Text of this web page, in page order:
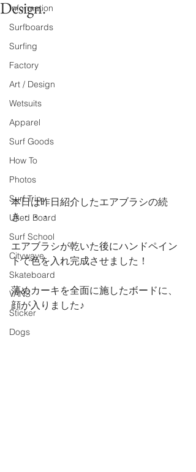
Information
Surfboards
Surfing
Factory
Art / Design
Wetsuits
Apparel
Surf Goods
How To
Photos
Surf Trip
Used Board
Surf School
Citywave
Skateboard
VANS
Sticker
Dogs
Design.
本日は昨日紹介したエアブラシの続
き・・・
エアブラシが乾いた後にハンドペイン
トで色を入れ完成させました！
薄めカーキを全面に施したボードに、
顔が入りました♪